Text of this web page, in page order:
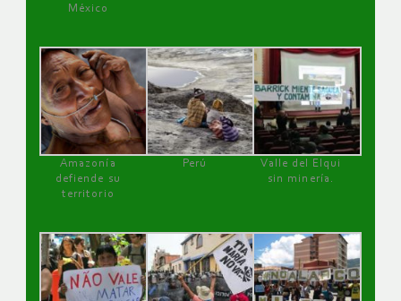
México
Amazonía
defiende su
territorio
Perú
Valle del Elqui
sin minería.